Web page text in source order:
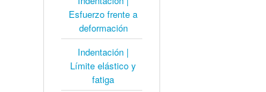
Esfuerzo frente a
deformación
Indentación |
Límite elástico y
fatiga